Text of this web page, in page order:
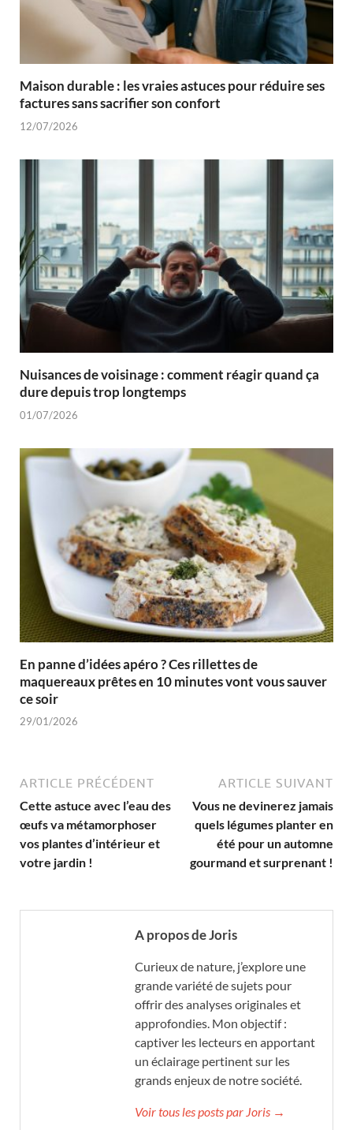
Maison durable : les vraies astuces pour réduire ses
factures sans sacrifier son confort
12/07/2026
Nuisances de voisinage : comment réagir quand ça
dure depuis trop longtemps
01/07/2026
En panne d’idées apéro ? Ces rillettes de
maquereaux prêtes en 10 minutes vont vous sauver
ce soir
29/01/2026
ARTICLE PRÉCÉDENT
Cette astuce avec l’eau des
œufs va métamorphoser
vos plantes d’intérieur et
votre jardin !
ARTICLE SUIVANT
Vous ne devinerez jamais
quels légumes planter en
été pour un automne
gourmand et surprenant !
A propos de Joris
Curieux de nature, j’explore une
grande variété de sujets pour
offrir des analyses originales et
approfondies. Mon objectif :
captiver les lecteurs en apportant
un éclairage pertinent sur les
grands enjeux de notre société.
Voir tous les posts par Joris →